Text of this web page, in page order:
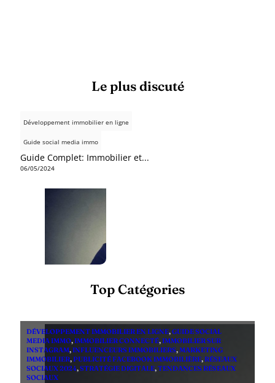
Le plus discuté
Développement immobilier en ligne
Guide social media immo
Guide Complet: Immobilier et...
06/05/2024
Top Catégories
DÉVELOPPEMENT IMMOBILIER EN LIGNE,GUIDE SOCIAL
MEDIA IMMO,IMMOBILIER CONNECTÉ,IMMOBILIER SUR
INSTAGRAM,INFLUENCEURS IMMOBILIERS,MARKETING
IMMOBILIER,PUBLICITÉ FACEBOOK IMMOBILIÈRE,RÉSEAUX
SOCIAUX 2024,STRATÉGIE DIGITALE,TENDANCES RÉSEAUX
SOCIAUX